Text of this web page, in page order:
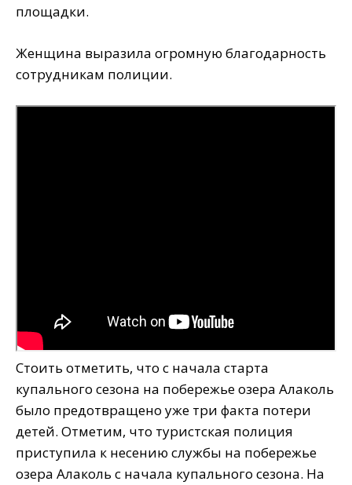
площадки.
Женщина выразила огромную благодарность
сотрудникам полиции.
Стоить отметить, что с начала старта
купального сезона на побережье озера Алаколь
было предотвращено уже три факта потери
детей. Отметим, что туристская полиция
приступила к несению службы на побережье
озера Алаколь с начала купального сезона. На